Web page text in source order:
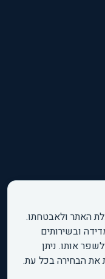
האתר ולאבטחתו.
ובשירותים
אותו. ניתן
את הבחירה בכל עת.